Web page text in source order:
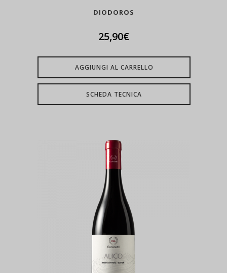
DIODOROS
25,90€
AGGIUNGI AL CARRELLO
SCHEDA TECNICA